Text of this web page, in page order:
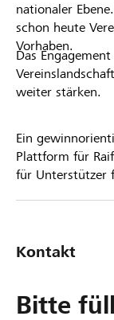
nationaler
schon heute
Vorhaben.
Das
weiter stärken.
Ein
Plattform für
für Unterstützer
Kontakt
Bitte